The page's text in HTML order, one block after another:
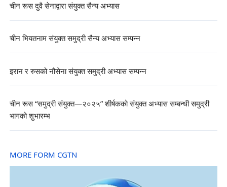
चीन रूस दुवै सेनाद्वारा संयुक्त सैन्य अभ्यास
चीन भियतनाम संयुक्त समुद्री सैन्य अभ्यास सम्पन्न
इरान र रुसको नौसेना संयुक्त समुद्री अभ्यास सम्पन्न
चीन रूस “समुद्री संयुक्त—२०२५” शीर्षकको संयुक्त अभ्यास सम्बन्धी समुद्री
भागको शुभारम्भ
MORE FORM CGTN